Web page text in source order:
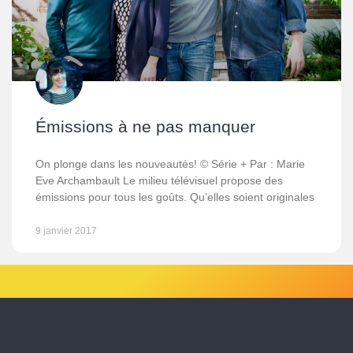
Émissions à ne pas manquer
On plonge dans les nouveautés! © Série + Par : Marie
Eve Archambault Le milieu télévisuel propose des
émissions pour tous les goûts. Qu’elles soient originales
9 janvier 2017